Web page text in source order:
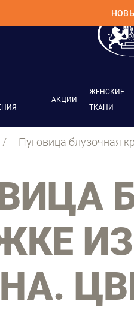
АКЦИИ
ЖЕНСКИЕ
ТКАНИ
Пуговица блузочная